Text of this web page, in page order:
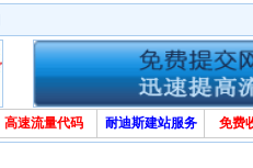
高速流量代码 耐迪斯建站服务 免费